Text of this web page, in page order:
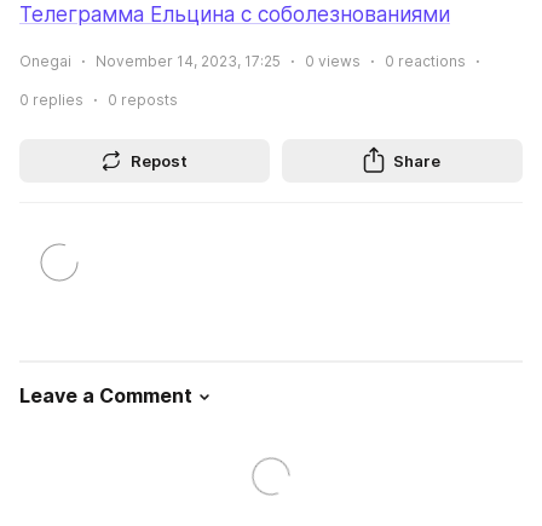
Телеграмма Ельцина с соболезнованиями
Onegai November 14, 2023, 17:25 0 views 0 reactions
0 replies 0 reposts
Repost Share
Leave a Comment